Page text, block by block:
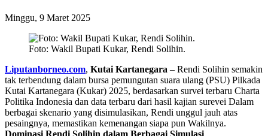
Minggu, 9 Maret 2025
Foto: Wakil Bupati Kukar, Rendi Solihin.
Liputanborneo.com, Kutai Kartanegara – Rendi Solihin semakin
tak terbendung dalam bursa pemungutan suara ulang (PSU) Pilkada
Kutai Kartanegara (Kukar) 2025, berdasarkan survei terbaru Charta
Politika Indonesia dan data terbaru dari hasil kajian surevei Dalam
berbagai skenario yang disimulasikan, Rendi unggul jauh atas
pesaingnya, memastikan kemenangan siapa pun Wakilnya.
Dominasi Rendi Solihin dalam Berbagai Simulasi